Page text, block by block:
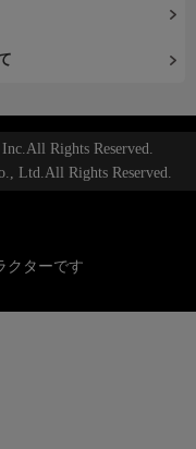
Rights Reserved.
Ltd.All Rights Reserved.
クターです